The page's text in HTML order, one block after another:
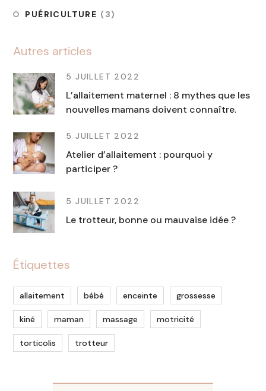
PUÉRICULTURE (3)
Autres articles
5 JUILLET 2022
L’allaitement maternel : 8 mythes que les
nouvelles mamans doivent connaître.
5 JUILLET 2022
Atelier d’allaitement : pourquoi y
participer ?
5 JUILLET 2022
Le trotteur, bonne ou mauvaise idée ?
Étiquettes
allaitement bébé enceinte grossesse
kiné maman massage motricité
torticolis trotteur